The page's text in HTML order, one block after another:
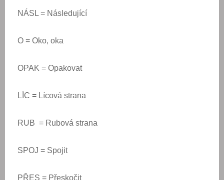
NÁSL = Následující
O = Oko, oka
OPAK = Opakovat
LÍC = Lícová strana
RUB = Rubová strana
SPOJ = Spojit
PŘES = Přeskočit